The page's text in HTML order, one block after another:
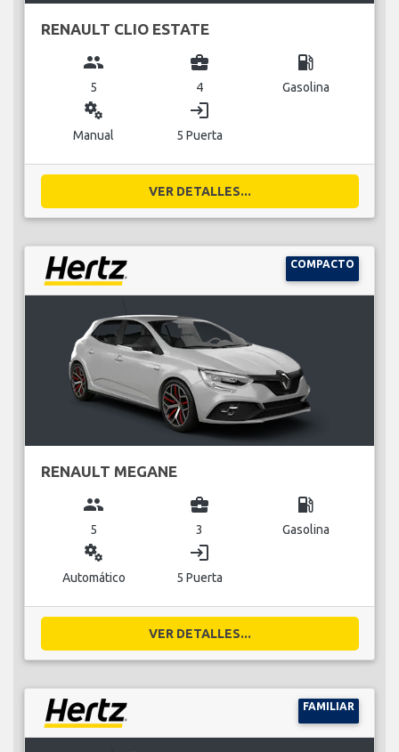
RENAULT CLIO ESTATE
group
5
business_center
4
local_gas_station
Gasolina
miscellaneous_services
Manual
login
5 Puerta
VER DETALLES...
COMPACTO
RENAULT MEGANE
group
5
business_center
3
local_gas_station
Gasolina
miscellaneous_services
Automático
login
5 Puerta
VER DETALLES...
FAMILIAR